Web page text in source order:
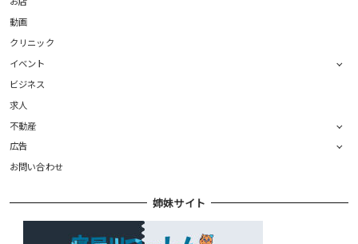
動画
クリニック
イベント
ビジネス
求人
不動産
広告
お問い合わせ
姉妹サイト